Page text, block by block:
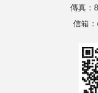
傳真：
信箱